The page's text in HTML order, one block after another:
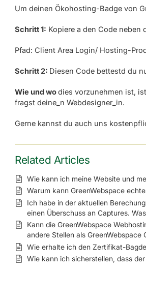
Um deinen Ökohosting-Badge von
Schritt 1: Kopiere a den Code
Pfad: Client Area Login/ Hosting-
Schritt 2: Diesen Code bettestd du
Wie und wodies vorzunehmen ist,
fragst deine_n Webdesigner_in.
Gerne kannst du auch uns
Related Articles
Wie kann ich meine Website und
Warum kann GreenWebspace
Ich habe in der aktuellen
einen Überschuss an Captures.
Kann die GreenWebspace
andere Stellen als
Wie erhalte ich den Zertifikat-
Wie kann ich sicherstellen, dass